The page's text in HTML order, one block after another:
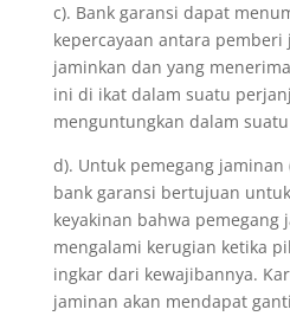
c). Bank garansi dapat
kepercayaan antara pemberi
jaminkan dan yang
ini di ikat dalam suatu
menguntungkan dalam
d). Untuk pemegang
bank garansi bertujuan
keyakinan bahwa pemegang
mengalami kerugian ketika
ingkar dari kewajibannya.
jaminan akan mendapat